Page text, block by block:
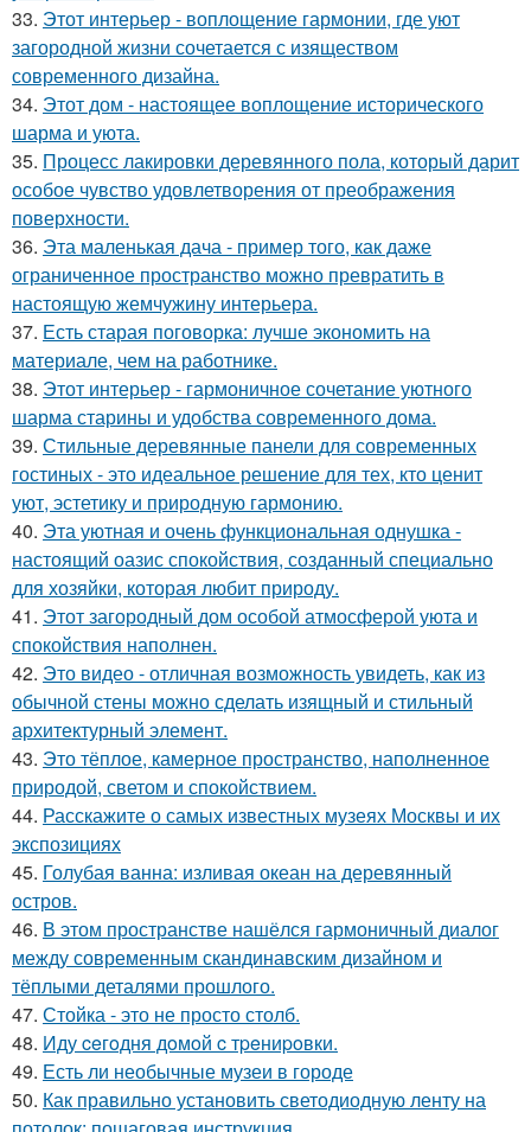
33. Этот интерьер - воплощение гармонии, где уют
загородной жизни сочетается с изяществом
современного дизайна.
34. Этот дом - настоящее воплощение исторического
шарма и уюта.
35. Процесс лакировки деревянного пола, который дарит
особое чувство удовлетворения от преображения
поверхности.
36. Эта маленькая дача - пример того, как даже
ограниченное пространство можно превратить в
настоящую жемчужину интерьера.
37. Есть старая поговорка: лучше экономить на
материале, чем на работнике.
38. Этот интерьер - гармоничное сочетание уютного
шарма старины и удобства современного дома.
39. Стильные деревянные панели для современных
гостиных - это идеальное решение для тех, кто ценит
уют, эстетику и природную гармонию.
40. Эта уютная и очень функциональная однушка -
настоящий оазис спокойствия, созданный специально
для хозяйки, которая любит природу.
41. Этот загородный дом особой атмосферой уюта и
спокойствия наполнен.
42. Это видео - отличная возможность увидеть, как из
обычной стены можно сделать изящный и стильный
архитектурный элемент.
43. Это тёплое, камерное пространство, наполненное
природой, светом и спокойствием.
44. Расскажите о самых известных музеях Москвы и их
экспозициях
45. Голубая ванна: изливая океан на деревянный
остров.
46. В этом пространстве нашёлся гармоничный диалог
между современным скандинавским дизайном и
тёплыми деталями прошлого.
47. Стойка - это не просто столб.
48. Иду ceгoдня дoмoй c тpeниpoвки.
49. Есть ли необычные музеи в городе
50. Как правильно установить светодиодную ленту на